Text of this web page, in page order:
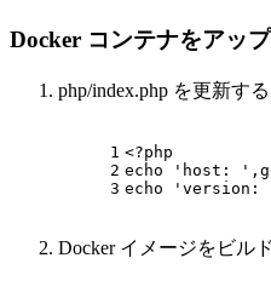
Docker コンテナをアッ
php/index.php を更新する
1
2
3
<?php
echo
'host: '
echo
'version:
Docker イメージをビル